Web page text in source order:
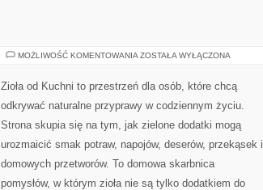
MOŻLIWOŚĆ KOMENTOWANIA ZIOŁA
ZOSTAŁA WYŁĄCZONA
Zioła od Kuchni to przestrzeń dla osób, które chcą
odkrywać naturalne przyprawy w codziennym życiu.
Strona skupia się na tym, jak zielone dodatki mogą
urozmaicić smak potraw, napojów, deserów, przekąsek i
domowych przetworów. To domowa skarbnica
pomysłów, w którym zioła nie są tylko dodatkiem do